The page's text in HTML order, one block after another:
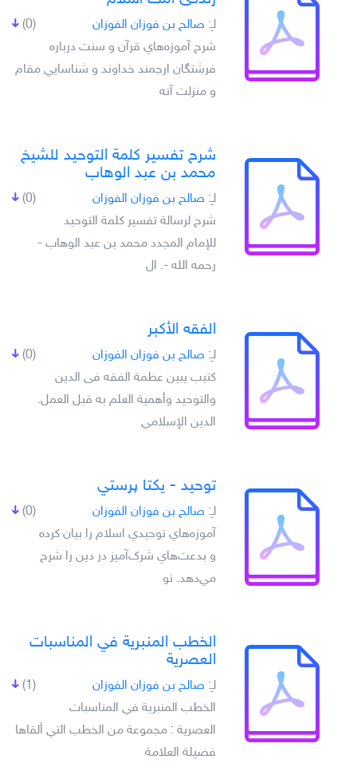
(0) لـِ: صالح بن فوزان الفوزان
شرح آموزه‌هاي قرآن و سنت درباره
فرشتگان ارجمند خداوند و شناسايي مقام
و منزلت آنه
شرح تفسير كلمة التوحيد للشيخ
محمد بن عبد الوهاب
(0) لـِ: صالح بن فوزان الفوزان
شرح لرسالة تفسير كلمة التوحيد
للإمام المجدد محمد بن عبد الوهاب -
رحمه الله -. ال
الفقه الأكبر
(0) لـِ: صالح بن فوزان الفوزان
كتيب يبين عظمة الفقه فى الدين
والتوحيد وأهمية العلم به قبل العمل.
الدين الإسلامي
توحيد - يکتا پرستي
(0) لـِ: صالح بن فوزان الفوزان
آموزه‌هاي توحيدي اسلام را بيان کرده
و بدعت‌هاي شرک‌آميز در دين را شرح
مي‌دهد. نو
الخطب المنبرية في المناسبات
العصرية
(1) لـِ: صالح بن فوزان الفوزان
الخطب المنبرية في المناسبات
العصرية : مجموعة من الخطب التي ألقاها
فضيلة العلامة